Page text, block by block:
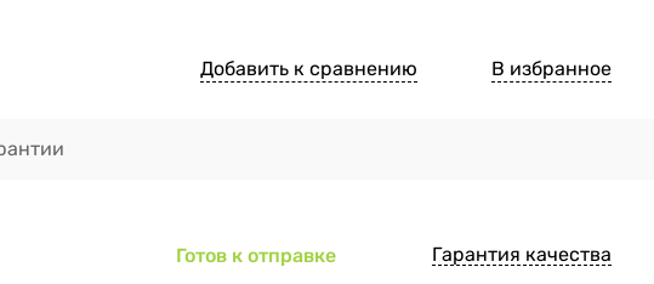
Добавить к сравнению В избранное
Готов к отправке Гарантия качества